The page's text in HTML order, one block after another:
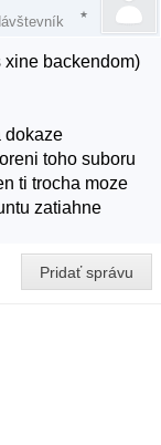
xine backendom)
dokaze
toho suboru
ti trocha moze
zatiahne
Pridať správu